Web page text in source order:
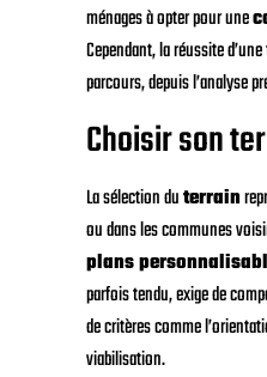
ménages à opter pour une
Cependant, la réussite
parcours, depuis l’analyse
Choisir son
La sélection duterrain
ou dans les communes
plans
parfois tendu, exige de
de critères comme
viabilisation.